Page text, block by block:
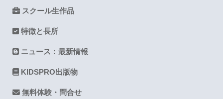
スクール生作品
特徴と長所
ニュース：最新情報
KIDSPRO出版物
無料体験・問合せ